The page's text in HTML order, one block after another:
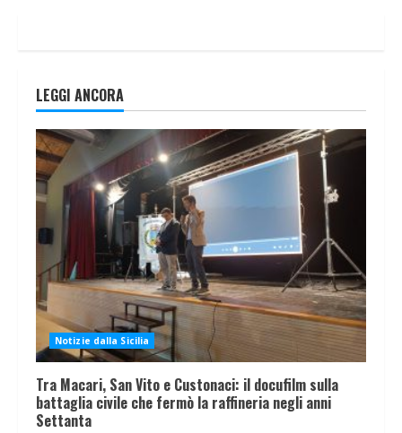
LEGGI ANCORA
Notizie dalla Sicilia
Tra Macari, San Vito e Custonaci: il docufilm sulla
battaglia civile che fermò la raffineria negli anni
Settanta